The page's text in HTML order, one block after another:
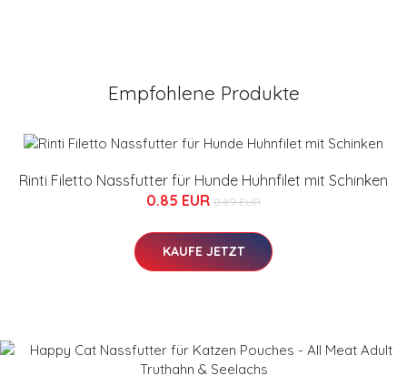
Empfohlene Produkte
Rinti Filetto Nassfutter für Hunde Huhnfilet mit Schinken
0.85 EUR 0.89 EUR
KAUFE JETZT